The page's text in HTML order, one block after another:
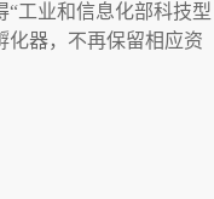
“工业和信息化部科技型
化器，不再保留相应资